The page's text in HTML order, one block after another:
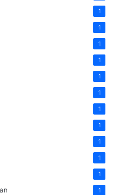
1
1
1
1
1
1
1
1
1
1
1
1